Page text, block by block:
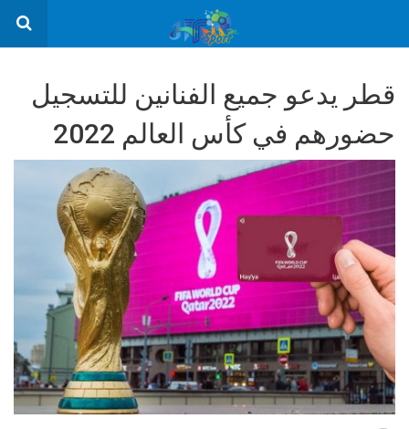
قطر يدعو جميع الفنانين للتسجيل
حضورهم في كأس العالم 2022